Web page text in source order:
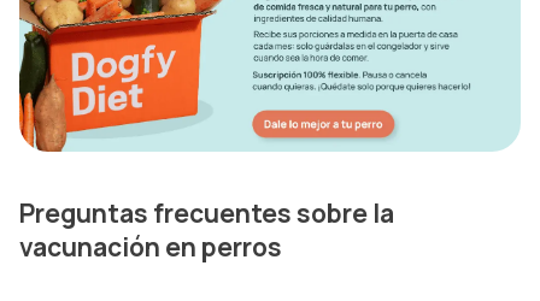
Preguntas frecuentes sobre la
vacunación en perros